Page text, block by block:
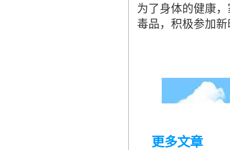
为了身体的健康
毒品，积极参加
更多文章